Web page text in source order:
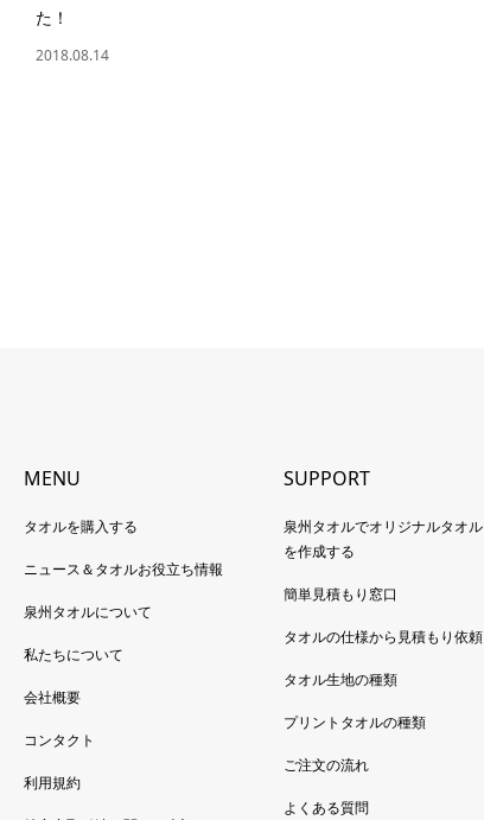
た！
2018.08.14
MENU
タオルを購入する
ニュース＆タオルお役立ち情報
泉州タオルについて
私たちについて
会社概要
コンタクト
利用規約
SUPPORT
泉州タオルでオリジナルタオル
を作成する
簡単見積もり窓口
タオルの仕様から見積もり依頼
タオル生地の種類
プリントタオルの種類
ご注文の流れ
よくある質問